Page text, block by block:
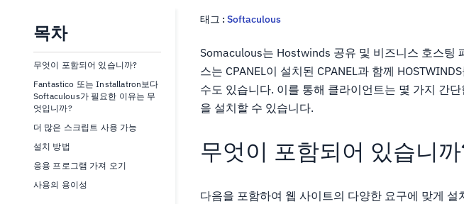
목차
무엇이 포함되어 있습니까?
Fantastico 또는 Installatron보다
Softaculous가 필요한 이유는 무
엇입니까?
더 많은 스크립트 사용 가능
설치 방법
응용 프로그램 가져 오기
사용의 용이성
태그 : Softaculous
Somaculous는 Hostwinds 공유 및 비즈니스 호스팅
스는 CPANEL이 설치된 CPANEL과 함께
수도 있습니다. 이를 통해 클라이언트는 몇 가지 간
을 설치할 수 있습니다.
무엇이 포함되어 있습니
다음을 포함하여 웹 사이트의 다양한 요구에 맞게